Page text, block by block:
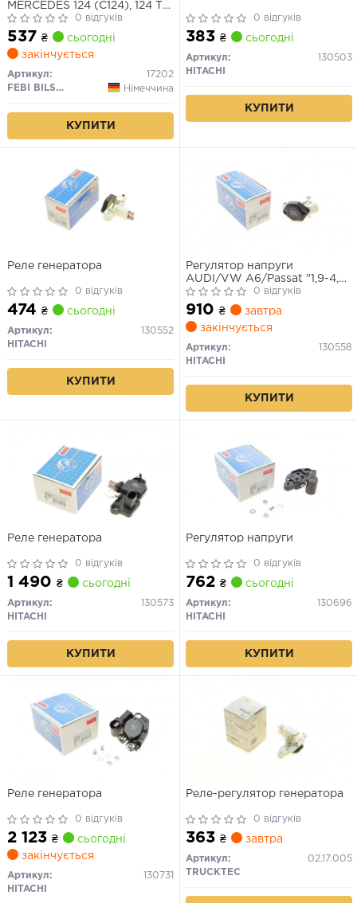
MERCEDES 124 (C124), 124 T-
MODEL (S124), 124 (W124),
190 (W201), E (W124) AUDI
100 C2, 100 C3, 100 C4, 200
C3, 80 B2, 80 B3, 80 B4, 90
B2, 90 B3, A6 C4 1.0-5.0
05.73-
0 відгуків
537 ₴
сьогодні
закінчується
Артикул:
17202
FEBI BILSTEIN
Німеччина
КУПИТИ
0 відгуків
383 ₴ сьогодні
Артикул:
130503
HITACHI
КУПИТИ
Реле генератора
0 відгуків
474 ₴ сьогодні
Артикул:
130552
HITACHI
КУПИТИ
Регулятор напруги
AUDI/VW A6/Passat "1,9-4,2
"90-12
0 відгуків
910 ₴
завтра
закінчується
Артикул:
130558
HITACHI
КУПИТИ
Реле генератора
0 відгуків
1 490 ₴ сьогодні
Артикул:
130573
HITACHI
КУПИТИ
Регулятор напруги
0 відгуків
762 ₴ сьогодні
Артикул:
130696
HITACHI
КУПИТИ
Реле генератора
0 відгуків
2 123 ₴
сьогодні
закінчується
Артикул:
130731
HITACHI
Реле-регулятор генератора
0 відгуків
363 ₴ завтра
Артикул:
02.17.005
TRUCKTEC